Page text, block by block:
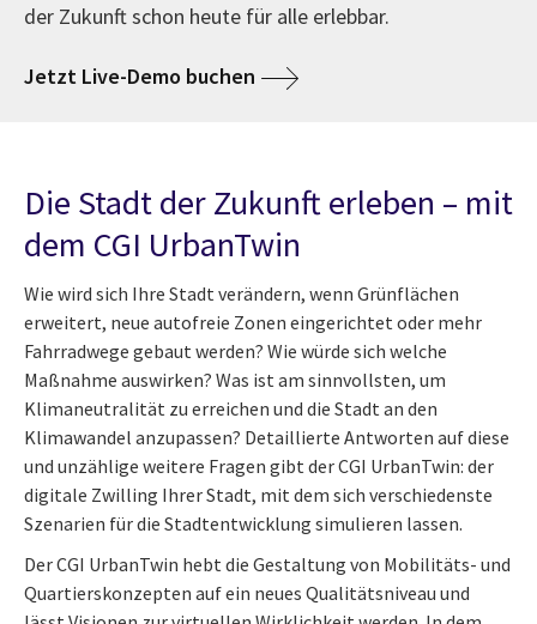
der Zukunft schon heute für alle erlebbar.
Jetzt Live-Demo buchen
Die Stadt der Zukunft erleben – mit
dem CGI UrbanTwin
Wie wird sich Ihre Stadt verändern, wenn Grünflächen
erweitert, neue autofreie Zonen eingerichtet oder mehr
Fahrradwege gebaut werden? Wie würde sich welche
Maßnahme auswirken? Was ist am sinnvollsten, um
Klimaneutralität zu erreichen und die Stadt an den
Klimawandel anzupassen? Detaillierte Antworten auf diese
und unzählige weitere Fragen gibt der CGI UrbanTwin: der
digitale Zwilling Ihrer Stadt, mit dem sich verschiedenste
Szenarien für die Stadtentwicklung simulieren lassen.
Der CGI UrbanTwin hebt die Gestaltung von Mobilitäts- und
Quartierskonzepten auf ein neues Qualitätsniveau und